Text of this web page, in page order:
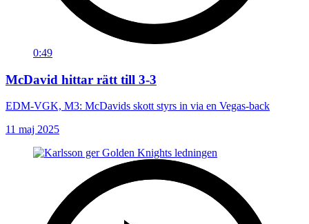
0:49
McDavid hittar rätt till 3-3
EDM-VGK, M3: McDavids skott styrs in via en Vegas-back
11 maj 2025